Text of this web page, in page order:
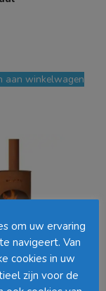
aan winkelwagen
BonTon
om uw ervaring
navigeert. Van
cookies in uw
zijn voor de